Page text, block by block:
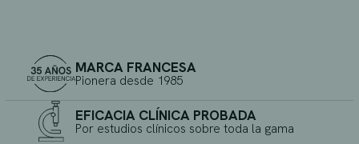
MARCA FRANCESA
Pionera desde 1985
EFICACIA CLÍNICA PROBADA
Por estudios clínicos sobre toda la gama